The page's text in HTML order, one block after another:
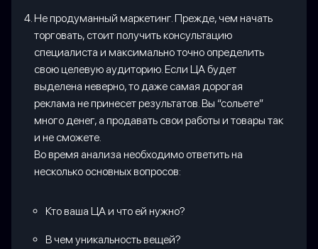
Не продуманный маркетинг. Прежде, чем начать
торговать, стоит получить консультацию
специалиста и максимально точно определить
свою целевую аудиторию. Если ЦА будет
выделена неверно, то даже самая дорогая
реклама не принесет результатов. Вы “сольете”
много денег, а продавать свои работы и товары так
и не сможете.
Во время анализа необходимо ответить на
несколько основных вопросов:
Кто ваша ЦА и что ей нужно?
В чем уникальность вещей?